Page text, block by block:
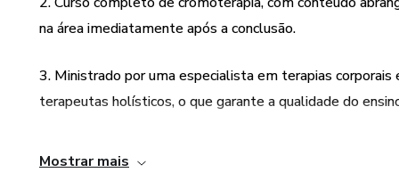
na área imediatamente após a conclusão.
3. Ministrado por uma especialista em terapias
terapeutas holísticos, o que garante a qualidade do
Mostrar mais